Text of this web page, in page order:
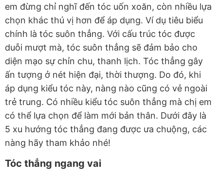
em đừng chỉ nghĩ đến tóc uốn xoăn, còn nhiều lựa
chọn khác thú vị hơn để áp dụng. Ví dụ tiêu biểu
chính là tóc suôn thẳng. Với cấu trúc tóc được
duỗi mượt mà, tóc suôn thẳng sẽ đảm bảo cho
diện mạo sự chỉn chu, thanh lịch. Tóc thẳng gây
ấn tượng ở nét hiện đại, thời thượng. Do đó, khi
áp dụng kiểu tóc này, nàng nào cũng có vẻ ngoài
trẻ trung. Có nhiều kiểu tóc suôn thẳng mà chị em
có thể lựa chọn để làm mới bản thân. Dưới đây là
5 xu hướng tóc thẳng đang được ưa chuộng, các
nàng hãy tham khảo nhé!
Tóc thẳng ngang vai